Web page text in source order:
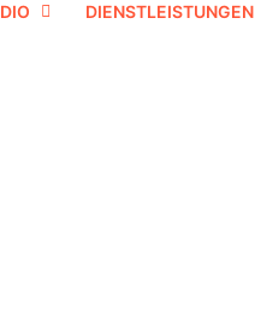
DIENSTLEISTUNGEN